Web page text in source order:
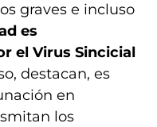
graves e incluso
es
el Virus Sincicial
destacan, es
en
los